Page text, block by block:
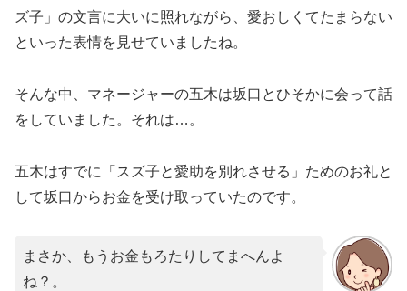
ズ子」の文言に大いに照れながら、愛おしくてたまらない
といった表情を見せていましたね。
そんな中、マネージャーの五木は坂口とひそかに会って話
をしていました。それは…。
五木はすでに「スズ子と愛助を別れさせる」ためのお礼と
して坂口からお金を受け取っていたのです。
まさか、もうお金もろたりしてまへんよ
ね？。